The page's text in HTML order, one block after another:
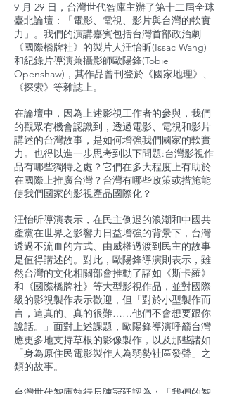
9 月 29 日，台灣世代智庫主辦了第十二屆全球
臺北論壇：「電影、電視、影片與台灣的軟實
力」。我們的演講嘉賓包括台灣首部政治劇
《國際橋牌社》的製片人汪怡昕(Issac Wang)
和紀錄片導演兼攝影師歐陽鋒(Tobie
Openshaw)，其作品曾刊登於《國家地理》、
《探索》等雜誌上。
在論壇中，因為上述影視工作者的參與，我們
的觀眾有機會認識到，透過電影、電視和影片
講述的台灣故事，是如何增強我們國家的軟實
力。也得以進一步思考到以下問題:台灣影視作
品有哪些獨特之處？它們在多大程度上有助於
在國際上推廣台灣？台灣有哪些政策或措施能
使我們國家的影視產品國際化？
汪怡昕導演表示，在民主倒退的浪潮和中國共
產黨在世界之影響力日益增強的背景下，台灣
透過不流血的方式、由威權過渡到民主的故事
是值得講述的。對此，歐陽鋒導演則表示，雖
然台灣的文化相關部會推動了諸如《斯卡羅》
和《國際橋牌社》等大型影視作品，並對國際
級的影視製作表示歡迎，但「對於小型製作而
言，這真的、真的很難……他們不會想要跟你
說話。」面對上述課題，歐陽鋒導演呼籲台灣
應更多地支持草根的影像製作，以及那些諸如
「身為原住民電影製作人為弱勢社區發聲」之
類的故事。